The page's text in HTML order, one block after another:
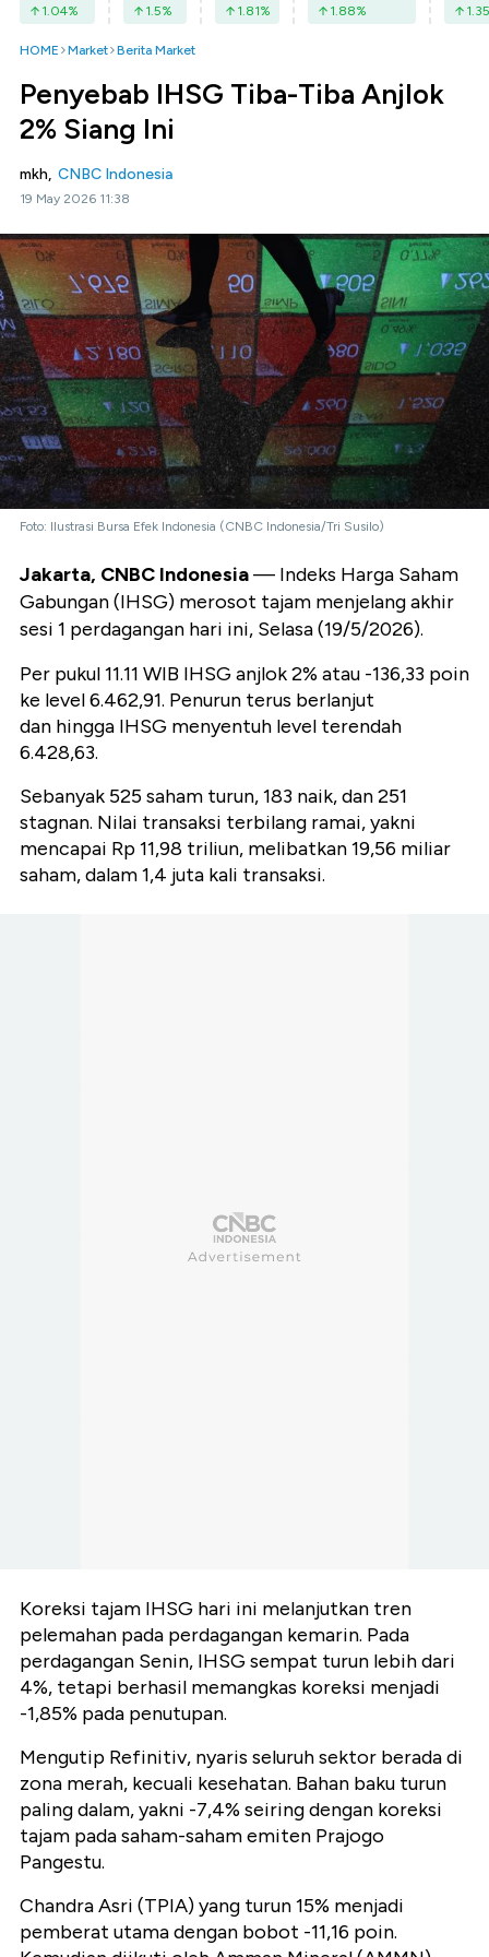
1.04% 1.5% 1.81% 1.88% 1.35
HOME Market Berita Market
Penyebab IHSG Tiba-Tiba Anjlok
2% Siang Ini
mkh, CNBC Indonesia
19 May 2026 11:38
Foto: Ilustrasi Bursa Efek Indonesia (CNBC Indonesia/Tri Susilo)
Jakarta, CNBC Indonesia— Indeks Harga Saham
Gabungan (IHSG) merosot tajam menjelang akhir
sesi 1 perdagangan hari ini, Selasa (19/5/2026).
Per pukul 11.11 WIB IHSG anjlok 2% atau -136,33 poin
ke level 6.462,91. Penurun terus berlanjut
dan hingga IHSG menyentuh level terendah
6.428,63.
Sebanyak 525 saham turun, 183 naik, dan 251
stagnan. Nilai transaksi terbilang ramai, yakni
mencapai Rp 11,98 triliun, melibatkan 19,56 miliar
saham, dalam 1,4 juta kali transaksi.
Koreksi tajam IHSG hari ini melanjutkan tren
pelemahan pada perdagangan kemarin. Pada
perdagangan Senin, IHSG sempat turun lebih dari
4%, tetapi berhasil memangkas koreksi menjadi
-1,85% pada penutupan.
Mengutip Refinitiv, nyaris seluruh sektor berada di
zona merah, kecuali kesehatan. Bahan baku turun
paling dalam, yakni -7,4% seiring dengan koreksi
tajam pada saham-saham emiten Prajogo
Pangestu.
Chandra Asri (TPIA) yang turun 15% menjadi
pemberat utama dengan bobot -11,16 poin.